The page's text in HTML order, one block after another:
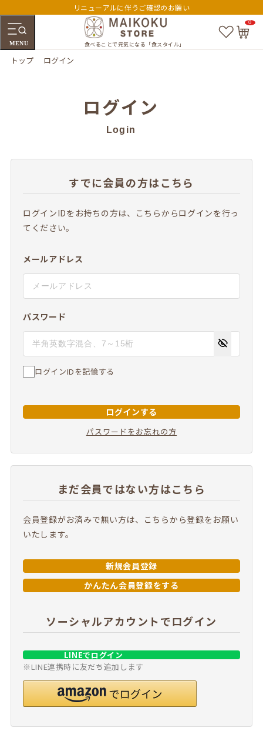
リニューアルに伴うご確認のお願い
MENU 食べることで元気になる「食スタイル」
お
気
カ
0
トップ ログイン
ログイン
Login
すでに会員の方はこちら
ログインIDをお持ちの方は、こちらからログインを行っ
てください。
メールアドレス
パスワード
ログインIDを記憶する
ログインする
パスワードをお忘れの方
まだ会員ではない方はこちら
会員登録がお済みで無い方は、こちらから登録をお願い
いたします。
新規会員登録
かんたん会員登録をする
ソーシャルアカウントでログイン
LINEでログイン
※LINE連携時に友だち追加します